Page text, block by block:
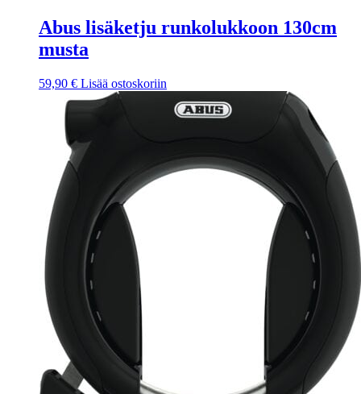
Abus lisäketju runkolukkoon 130cm
musta
59,90 € Lisää ostoskoriin